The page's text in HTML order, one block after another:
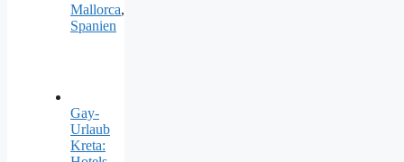
Mallorca,
Spanien
Gay-
Urlaub
Kreta: